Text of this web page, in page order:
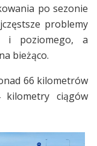
po sezonie
problemy
i poziomego, a
bieżąco.
66 kilometrów
ciągów